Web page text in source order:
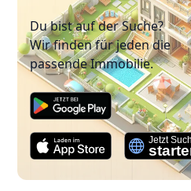
Du bist auf der Suche?
Wir finden für jeden die
passende Immobilie.